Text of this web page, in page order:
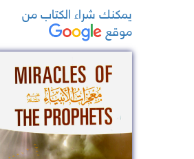
يمكنك شراء الكتاب من
موقع